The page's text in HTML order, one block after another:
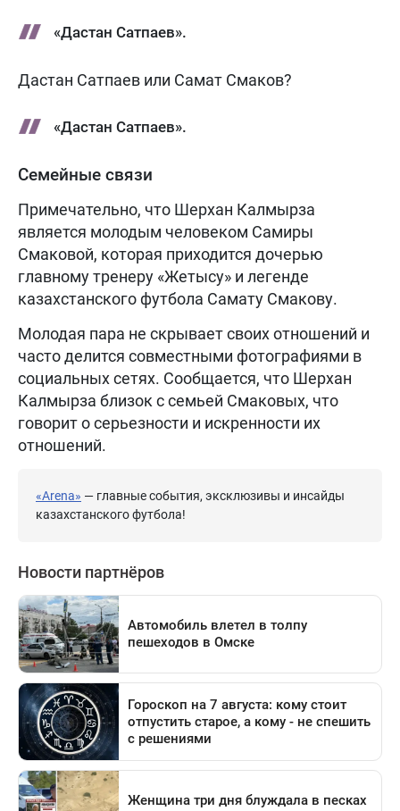
«Дастан Сатпаев».
Дастан Сатпаев или Самат Смаков?
«Дастан Сатпаев».
Семейные связи
Примечательно, что Шерхан Калмырза
является молодым человеком Самиры
Смаковой, которая приходится дочерью
главному тренеру «Жетысу» и легенде
казахстанского футбола Самату Смакову.
Молодая пара не скрывает своих отношений и
часто делится совместными фотографиями в
социальных сетях. Сообщается, что Шерхан
Калмырза близок с семьей Смаковых, что
говорит о серьезности и искренности их
отношений.
«Arena» — главные события, эксклюзивы и инсайды
казахстанского футбола!